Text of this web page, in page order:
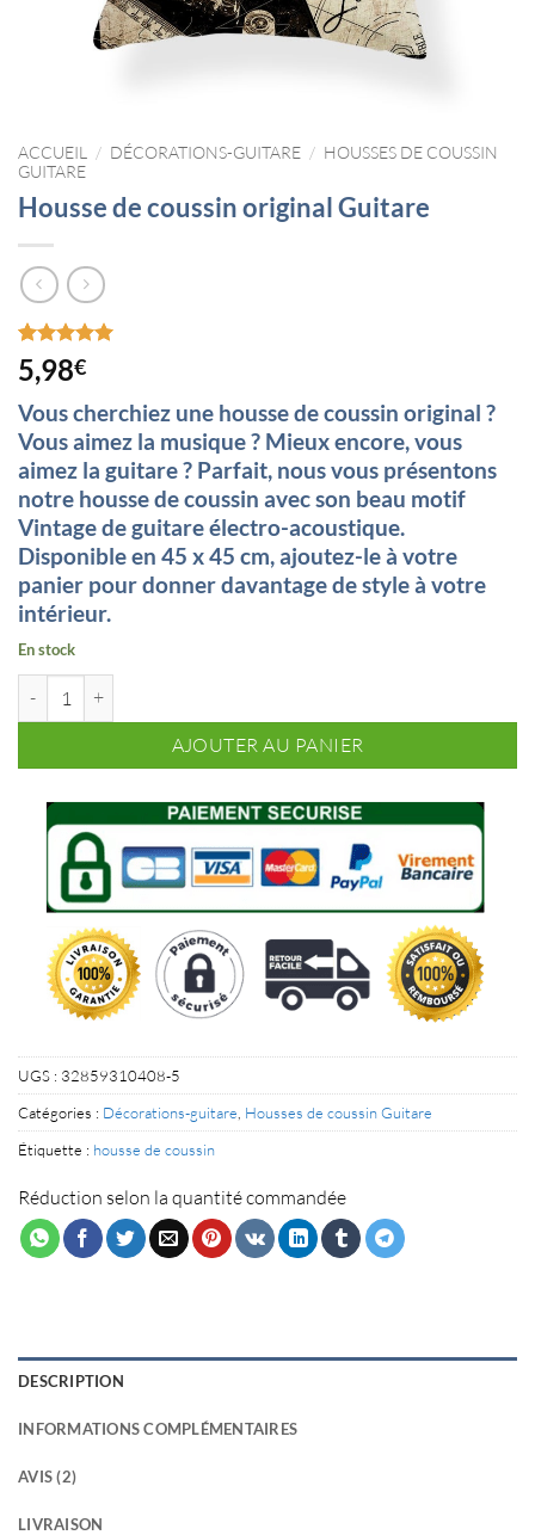
ACCUEIL / DÉCORATIONS-GUITARE / HOUSSES DE COUSSIN
GUITARE
Housse de coussin original Guitare
Noté5sur
5 basé sur
2
client
5,98€
Vous cherchiez une housse de coussin original ?
Vous aimez la musique ? Mieux encore, vous
aimez la guitare ? Parfait, nous vous présentons
notre housse de coussin avec son beau motif
Vintage de guitare électro-acoustique.
Disponible en 45 x 45 cm, ajoutez-le à votre
panier pour donner davantage de style à votre
intérieur.
En stock
AJOUTER AU PANIER
UGS : 32859310408-5
Catégories : Décorations-guitare Housses de coussin Guitare
Étiquette : housse de coussin
Réduction selon la quantité commandée
DESCRIPTION
INFORMATIONS COMPLÉMENTAIRES
AVIS (2)
LIVRAISON